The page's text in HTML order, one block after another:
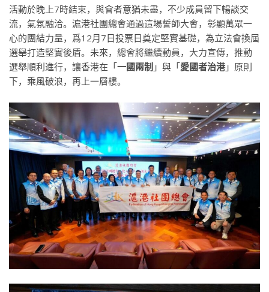
活動於晚上7時結束，與會者意猶未盡，不少成員留下暢談交
流，氣氛融洽。滬港社團總會通過這場誓師大會，彰顯萬眾一
心的團結力量，爲12月7日投票日奠定堅實基礎，為立法會換屆
選舉打造堅實後盾。未來，總會將繼續動員，大力宣傳，推動
選舉順利進行，讓香港在「一國兩制 」與「愛國者治港」原則
下，乘風破浪，再上一層樓。